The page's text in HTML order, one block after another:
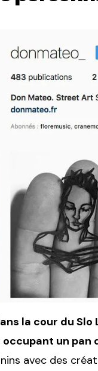
la cour du
un pan
avec des